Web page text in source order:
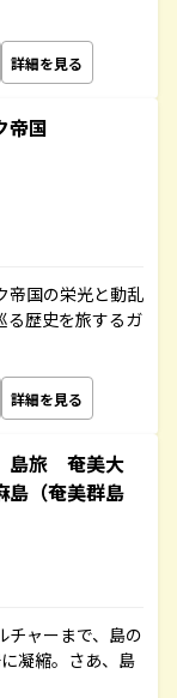
詳細を見る
帝国
帝国の栄光と動乱
る歴史を旅するガ
詳細を見る
島旅 奄美大
（奄美群島
ャーまで、島の
凝縮。さあ、島